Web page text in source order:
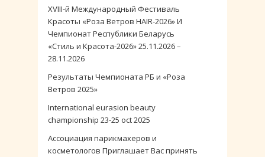
XVIII-й Международный Фестиваль
Красоты «Роза Ветров HAIR-2026» И
Чемпионат Республики Беларусь
«Стиль и Красота-2026» 25.11.2026 –
28.11.2026
Результаты Чемпионата РБ и «Роза
Ветров 2025»
International eurasion beauty
championship 23-25 oct 2025
Ассоциация парикмахеров и
косметологов Приглашает Вас принять